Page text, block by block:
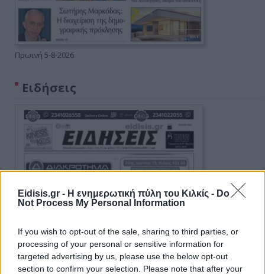
Eidisis.gr - Η ενημερωτική πύλη του Κιλκίς - Do
Not Process My Personal Information
If you wish to opt-out of the sale, sharing to third parties, or
processing of your personal or sensitive information for
targeted advertising by us, please use the below opt-out
section to confirm your selection. Please note that after your
Πρωινή 5-8-2026
Ειδήσεις